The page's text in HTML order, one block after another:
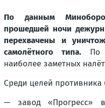
По данным
прошедшей ночи
перехвачены и
самолётного типа. По
наиболее заметных
Среди целей противника
— завод «Прогресс»